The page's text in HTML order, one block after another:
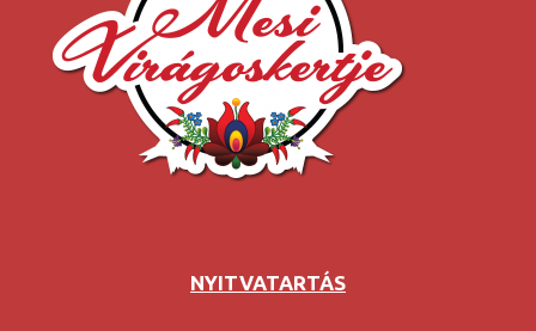
NYITVATARTÁS